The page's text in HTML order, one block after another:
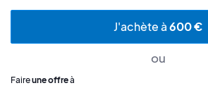
J'achète à600 €
ou
Faireune offreà